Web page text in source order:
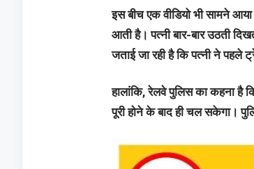
इस बीच एक वीडियो भी सामने
आती है। पत्नी बार-बार उठती
जताई जा रही है कि पत्नी ने
हालांकि, रेलवे पुलिस का कहना है
पूरी होने के बाद ही चल सकेगा।